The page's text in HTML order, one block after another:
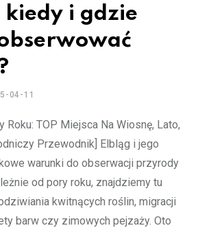
kiedy i gdzie
04-11
Roku: TOP Miejsca Na Wiosnę, Lato,
Przewodnik] Elbląg i jego
warunki do obserwacji przyrody
od pory roku, znajdziemy tu
kwitnących roślin, migracji
barw czy zimowych pejzaży. Oto